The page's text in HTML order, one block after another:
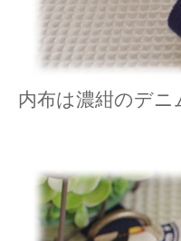
内布は濃紺のデ